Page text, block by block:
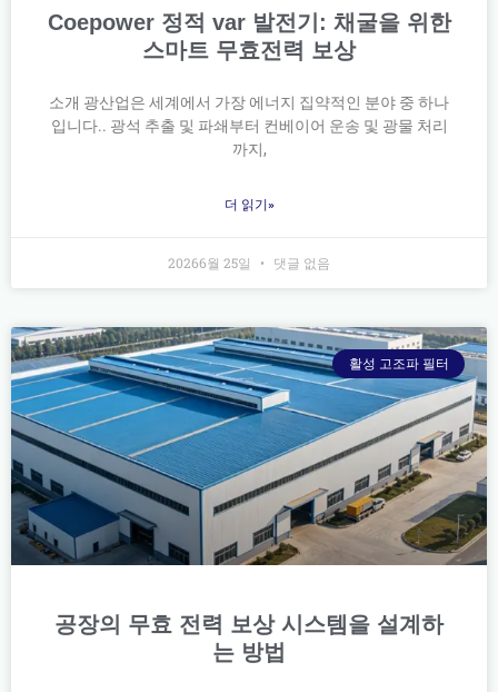
Coepower 정적 var 발전기: 채굴을 위한
스마트 무효전력 보상
소개 광산업은 세계에서 가장 에너지 집약적인 분야 중 하나
입니다.. 광석 추출 및 파쇄부터 컨베이어 운송 및 광물 처리
까지,
더 읽기»
20266월 25일 댓글 없음
활성 고조파 필터
공장의 무효 전력 보상 시스템을 설계하
는 방법